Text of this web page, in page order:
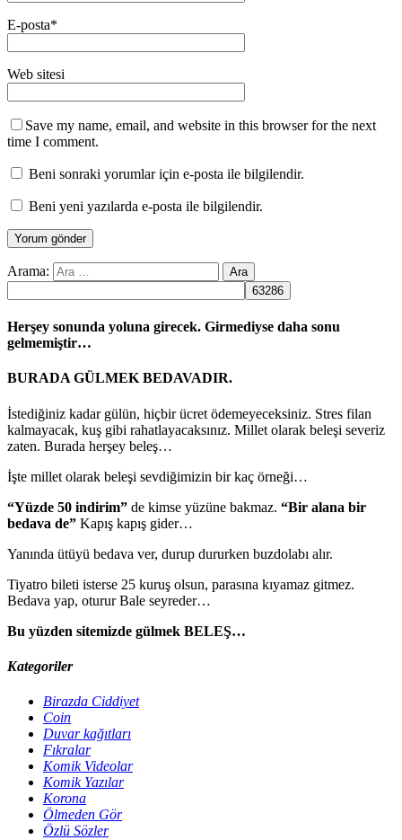
E-posta*
Web sitesi
Save my name, email, and website in this browser for the next
time I comment.
Beni sonraki yorumlar için e-posta ile bilgilendir.
Beni yeni yazılarda e-posta ile bilgilendir.
Arama:
Herşey sonunda yoluna girecek. Girmediyse daha sonu
gelmemiştir…
BURADA GÜLMEK BEDAVADIR.
İstediğiniz kadar gülün, hiçbir ücret ödemeyeceksiniz. Stres filan
kalmayacak, kuş gibi rahatlayacaksınız. Millet olarak beleşi severiz
zaten. Burada herşey beleş…
İşte millet olarak beleşi sevdiğimizin bir kaç örneği…
“Yüzde 50 indirim” de kimse yüzüne bakmaz. “Bir alana bir
bedava de” Kapış kapış gider…
Yanında ütüyü bedava ver, durup dururken buzdolabı alır.
Tiyatro bileti isterse 25 kuruş olsun, parasına kıyamaz gitmez.
Bedava yap, oturur Bale seyreder…
Bu yüzden sitemizde gülmek BELEŞ…
Kategoriler
Birazda Ciddiyet
Coin
Duvar kağıtları
Fıkralar
Komik Videolar
Komik Yazılar
Korona
Ölmeden Gör
Özlü Sözler